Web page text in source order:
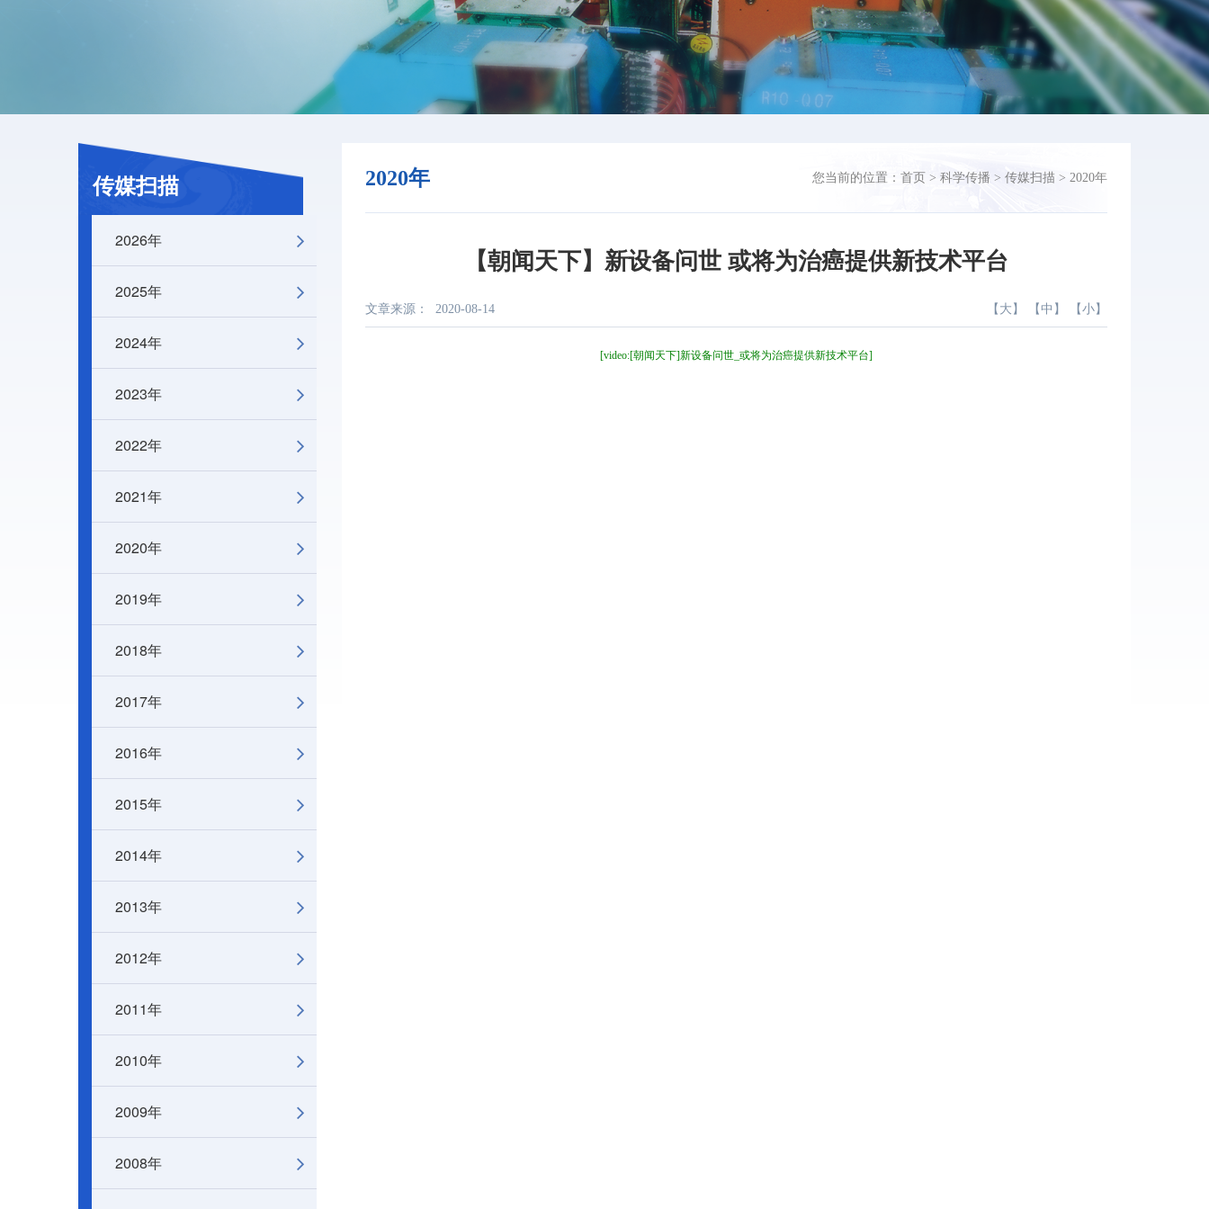
传媒扫描
2026年
2025年
2024年
2023年
2022年
2021年
2020年
2019年
2018年
2017年
2016年
2015年
2014年
2013年
2012年
2011年
2010年
2009年
2008年
2020年 您当前的位置： 首页 > 科学传播 > 传媒扫描 > 2020年
【朝闻天下】新设备问世 或将为治癌提供新技术平台
文章来源： 2020-08-14 【 大 】 【中 】 【小】
[video:[朝闻天下]新设备问世_或将为治癌提供新技术平台]